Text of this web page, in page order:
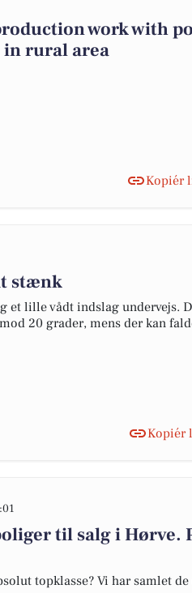
work with
rural area
Kopiér
stænk
et lille vådt indslag undervejs.
20 grader, mens der kan
Kopiér
til salg i Hørve.
topklasse? Vi har samlet